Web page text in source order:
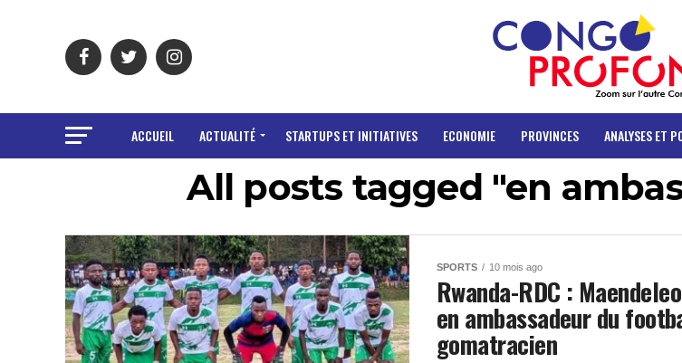
ACCUEIL ACTUALITÉ STARTUPS ET INITIATIVES ECONOMIE PROVINCES ANALYSES ET
All posts tagged "en
SPORTS 10 mois ago
Rwanda-RDC :
en ambassadeur du
gomatracien